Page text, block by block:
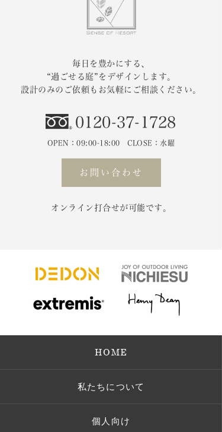
毎日を豊かにする、
“過ごせる庭”をデザインします。
設計のみのご依頼もお気軽にご相談ください。
0120-37-1728
OPEN：09:00-18:00 CLOSE：水曜
お問い合わせ
オンライン打合せが可能です。
HOME
私たちについて
個人向け